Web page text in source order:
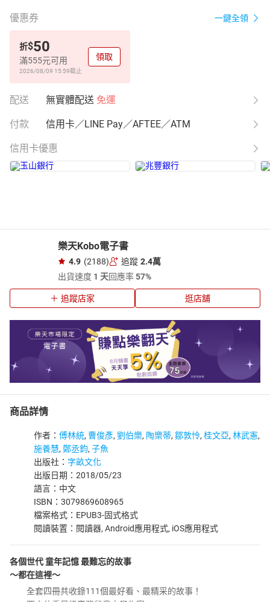
優惠券 一鍵全領
折$50
滿555元可用
2026/08/09 15:59截止
領取
配送 無實體配送 免運
付款 信用卡／LINE Pay／AFTEE／ATM
信用卡優惠
樂天Kobo電子書
4.9 (2188) 追蹤 2.4萬
出貨速度 1 天回應率57%
追蹤店家 逛店舖
商品詳情
作者： 傅林統, 曹俊彥, 劉伯樂, 陶樂蒂, 鄒敦怜, 桂文亞, 林武憲,
施養慧, 鄭丞鈞, 子魚
出版社： 字畝文化
出版日期：2018/05/23
語言：中文
ISBN：3079869608965
檔案格式：EPUB3-固式格式
閱讀裝置：閱讀器, Android應用程式, iOS應用程式
各個世代 童年記憶 最難忘的故事
～都在這裡～
全套四冊共收錄111個最好看、最精采的故事！